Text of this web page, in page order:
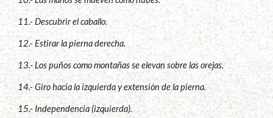
11.- Descubrir el caballo.
12.- Estirar la pierna derecha.
13.- Los puños como montañas se elevan sobre las orejas.
14.- Giro hacia la izquierda y extensión de la pierna.
15.- Independencia (izquierda).